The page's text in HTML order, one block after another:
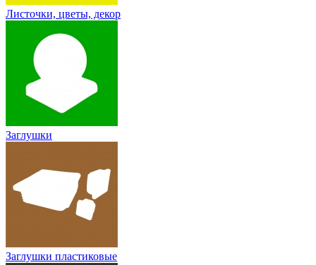
Листочки, цветы, декор
Заглушки
Заглушки пластиковые